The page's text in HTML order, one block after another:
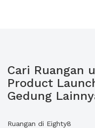
Cari Ruangan
Product
Gedung
Ruangan di Eighty8